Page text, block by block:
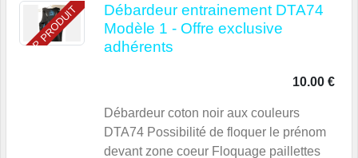
TOP PRODUIT
Débardeur entrainement DTA74
Modèle 1 - Offre exclusive
adhérents
10.00 €
Débardeur coton noir aux couleurs
DTA74 Possibilité de floquer le prénom
devant zone coeur Floquage paillettes